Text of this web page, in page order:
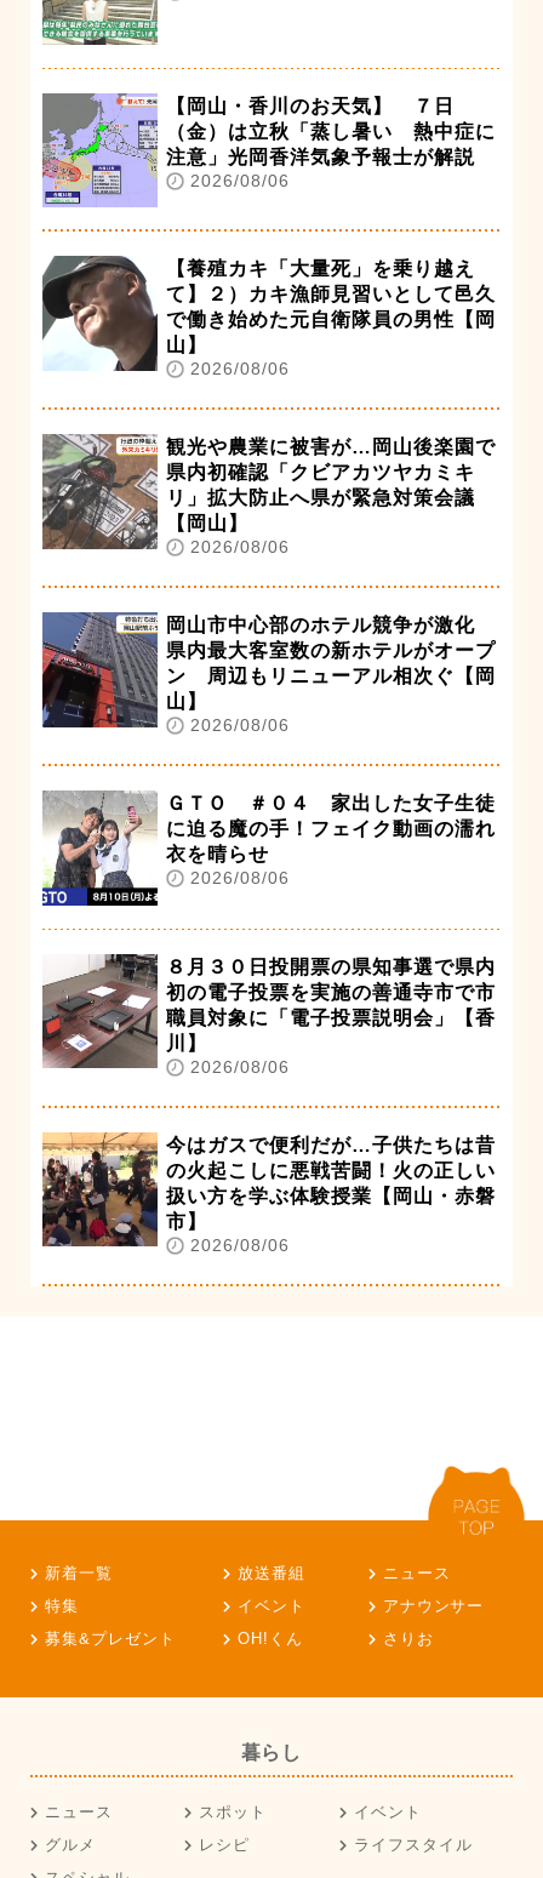
【岡山・香川のお天気】 ７日
（金）は立秋「蒸し暑い 熱中症に
注意」光岡香洋気象予報士が解説
2026/08/06
【養殖カキ「大量死」を乗り越え
て】２）カキ漁師見習いとして邑久
で働き始めた元自衛隊員の男性【岡
山】
2026/08/06
観光や農業に被害が…岡山後楽園で
県内初確認「クビアカツヤカミキ
リ」拡大防止へ県が緊急対策会議
【岡山】
2026/08/06
岡山市中心部のホテル競争が激化
県内最大客室数の新ホテルがオープ
ン 周辺もリニューアル相次ぐ【岡
山】
2026/08/06
ＧＴＯ ＃０４ 家出した女子生徒
に迫る魔の手！フェイク動画の濡れ
衣を晴らせ
2026/08/06
８月３０日投開票の県知事選で県内
初の電子投票を実施の善通寺市で市
職員対象に「電子投票説明会」【香
川】
2026/08/06
今はガスで便利だが…子供たちは昔
の火起こしに悪戦苦闘！火の正しい
扱い方を学ぶ体験授業【岡山・赤磐
市】
2026/08/06
新着一覧 放送番組
ニュース
特集
イベント
アナウンサー
募集&プレゼント
OH!くん さりお
暮らし
ニュース スポット
イベント
グルメ
レシピ
ライフスタイル